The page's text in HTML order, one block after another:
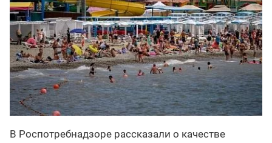
В Роспотребнадзоре рассказали о качестве